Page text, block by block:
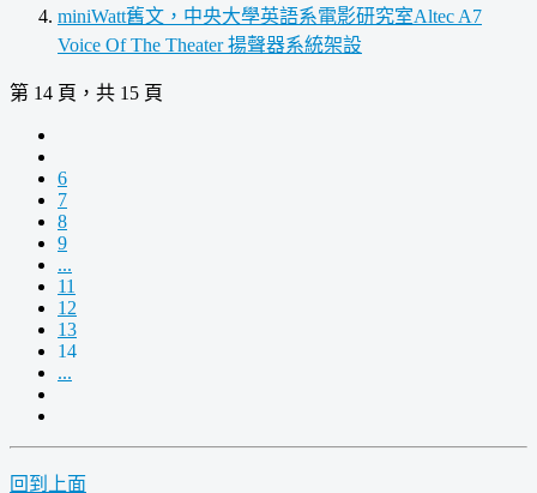
miniWatt舊文，中央大學英語系電影研究室Altec A7
Voice Of The Theater 揚聲器系統架設
第 14 頁，共 15 頁
6
7
8
9
...
11
12
13
14
...
回到上面